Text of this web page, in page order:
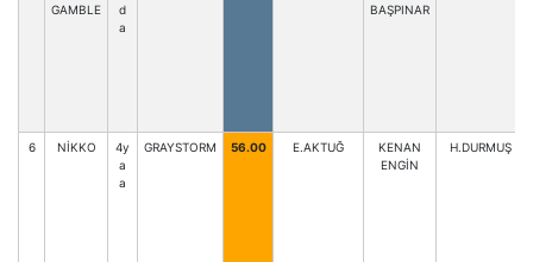
GAMBLE
d
a
BAŞPINAR
6 NİKKO
4y
a
a
GRAYSTORM 56.00 E.AKTUĞ
KENAN
ENGİN
H.DURMUŞ